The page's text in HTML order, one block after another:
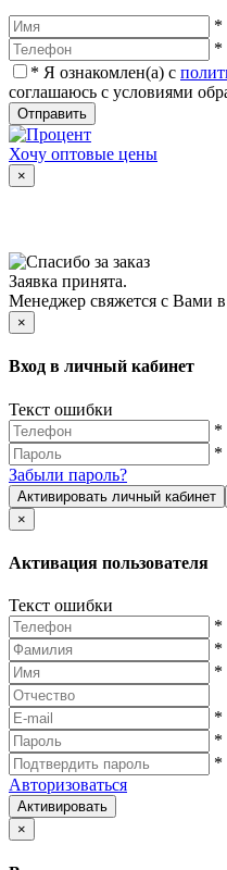
*
*
* Я ознакомлен(а) с
соглашаюсь с условиями
Отправить
Хочу оптовые цены
×
Заявка принята.
Менеджер свяжется с Вами в
×
Вход в личный кабинет
Текст ошибки
*
*
Забыли пароль?
Активировать личный кабинет
×
Активация пользователя
Текст ошибки
*
*
*
*
*
*
Авторизоваться
Активировать
×